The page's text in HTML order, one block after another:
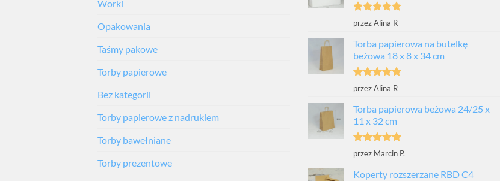
Worki
Opakowania
Taśmy pakowe
Torby papierowe
Bez kategorii
Torby papierowe z nadrukiem
Torby bawełniane
Torby prezentowe
Oceniono5
na 5
przez Alina R
Torba papierowa na butelkę
beżowa 18 x 8 x 34 cm
Oceniono5
na 5
przez Alina R
Torba papierowa beżowa 24/25 x
11 x 32 cm
Oceniono5
na 5
przez Marcin P.
Koperty rozszerzane RBD C4